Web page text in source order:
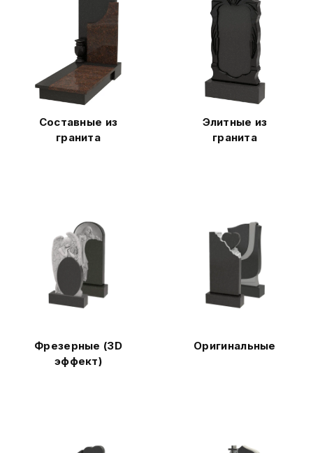
Составные из
гранита
Элитные из
гранита
Фрезерные (3D
эффект)
Оригинальные